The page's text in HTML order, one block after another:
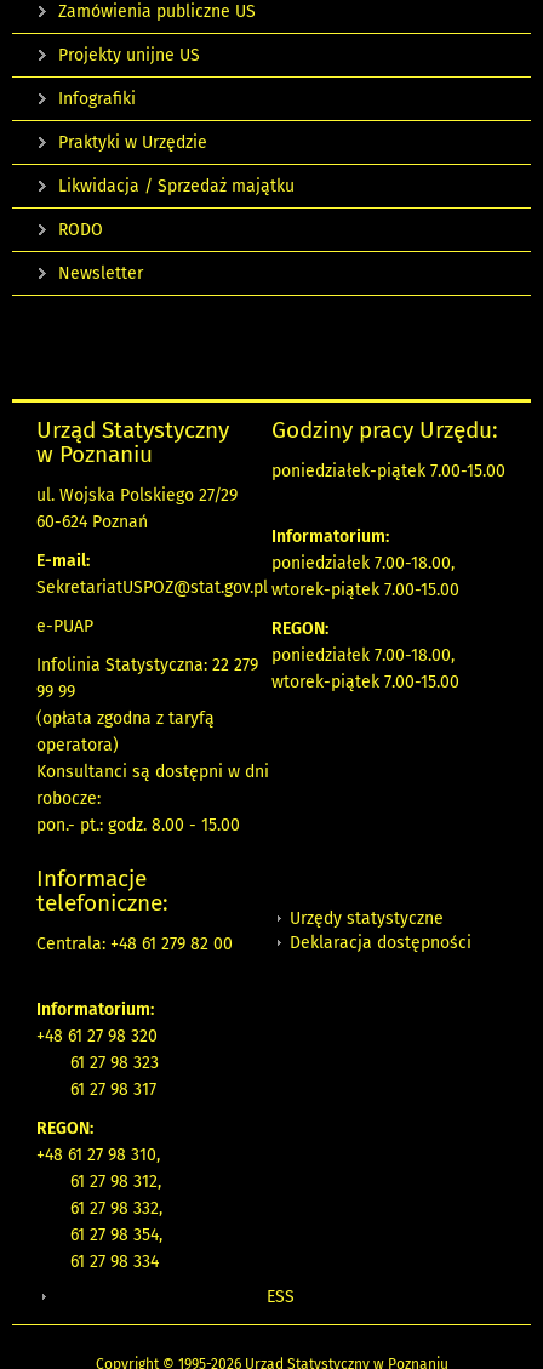
Zamówienia publiczne US
Projekty unijne US
Infografiki
Praktyki w Urzędzie
Likwidacja / Sprzedaż majątku
RODO
Newsletter
Urząd Statystyczny
w Poznaniu
ul. Wojska Polskiego 27/29
60-624 Poznań
E-mail:
SekretariatUSPOZ@stat.gov.pl
e-PUAP
Infolinia Statystyczna: 22 279
99 99
(opłata zgodna z taryfą
operatora)
Konsultanci są dostępni w dni
robocze:
pon.- pt.: godz. 8.00 - 15.00
Godziny pracy Urzędu:
poniedziałek-piątek 7.00-15.00
Informatorium:
poniedziałek 7.00-18.00,
wtorek-piątek 7.00-15.00
REGON:
poniedziałek 7.00-18.00,
wtorek-piątek 7.00-15.00
Informacje
telefoniczne:
Centrala: +48 61 279 82 00
Informatorium:
+48 61 27 98 320
61 27 98 323
61 27 98 317
REGON:
+48 61 27 98 310,
61 27 98 312,
61 27 98 332,
61 27 98 354,
61 27 98 334
Urzędy statystyczne
Deklaracja dostępności
ESS
Copyright © 1995-2026 Urząd Statystyczny w Poznaniu